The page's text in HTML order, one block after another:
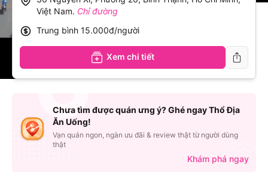
Việt Nam. Chỉ đường
Trung bình 15.000đ/người
Xem chi tiết
Chưa tìm được quán ưng ý? Ghé ngay Thổ Địa
Ăn Uống!
Vạn quán ngon, ngàn ưu đãi & review thật từ người dùng
thật
Khám phá ngay